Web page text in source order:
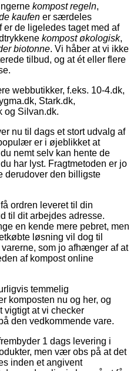
kompost regeln,
kaufen er særdeles
de ligeledes taget med af
kompost økologisk,
biotonne. Vi håber at vi ikke
tilbud, og at ét eller flere
webbutikker, f.eks. 10-4.dk,
Stark.dk,
og Silvan.dk.
nu til dags et stort udvalg af
er i øjeblikket at
nemt selv kan hente de
har lyst. Fragtmetoden er jo
derudover den billigste
ordren leveret til din
til dit arbejdes adresse.
en kende mere pebret, men
løsning vil dog til
som jo afhænger af at
af kompost online
temmelig
komposten nu og her, og
vigtigt at vi checker
den vedkommende vare.
1 dags levering i
men vær obs på at det
inden et angivent